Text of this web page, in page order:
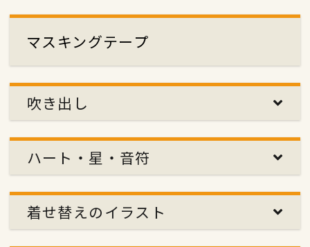
マスキングテープ
吹き出し
ハート・星・音符
着せ替えのイラスト